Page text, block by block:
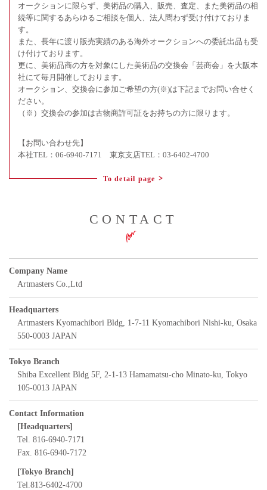
オークションに限らず、美術品の購入、販売、査定、また美術品の相
続等に関するあらゆるご相談を個人、法人問わず受け付けておりま
す。
また、長年に渡り販売実績のある海外オークションへの委託出品も受
け付けております。
更に、美術品商の方を対象にした美術品の交換会「芸商会」を大阪本
社にて毎月開催しております。
オークション、交換会に参加ご希望の方(※)は下記までお問い合せく
ださい。
（※）交換会の参加は古物商許可証をお持ちの方に限ります。
【お問い合わせ先】
本社TEL：06-6940-7171 東京支店TEL：03-6402-4700
To detail page
CONTACT
Company Name
Artmasters Co.,Ltd
Headquarters
Artmasters Kyomachibori Bldg, 1-7-11 Kyomachibori Nishi-ku, Osaka
550-0003 JAPAN
Tokyo Branch
Shiba Excellent Bldg 5F, 2-1-13 Hamamatsu-cho Minato-ku, Tokyo
105-0013 JAPAN
Contact Information
[Headquarters]
Tel. 816-6940-7171
Fax. 816-6940-7172
[Tokyo Branch]
Tel.813-6402-4700